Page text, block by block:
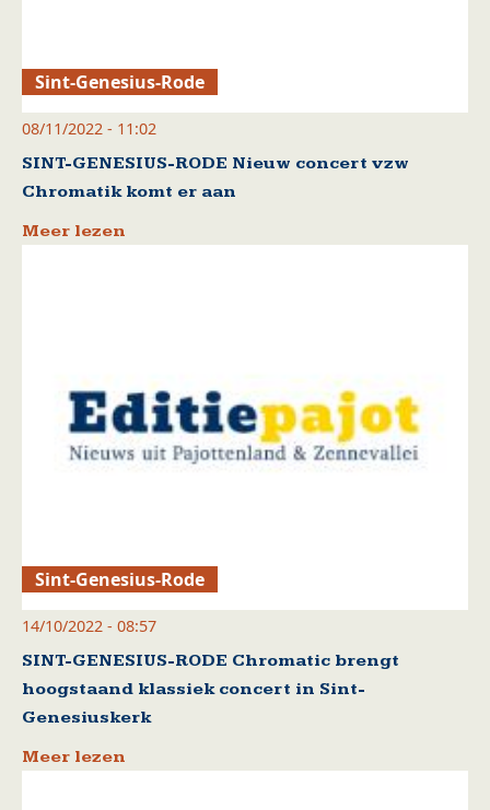
Sint-Genesius-Rode
08/11/2022 - 11:02
SINT-GENESIUS-RODE Nieuw concert vzw
Chromatik komt er aan
Meer lezen
Sint-Genesius-Rode
14/10/2022 - 08:57
SINT-GENESIUS-RODE Chromatic brengt
hoogstaand klassiek concert in Sint-
Genesiuskerk
Meer lezen